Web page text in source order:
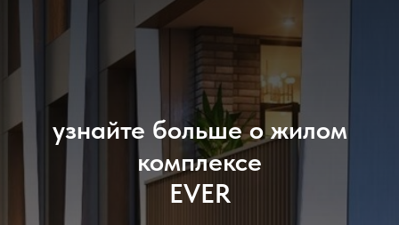
узнайте больше о жилом
комплексе
EVER